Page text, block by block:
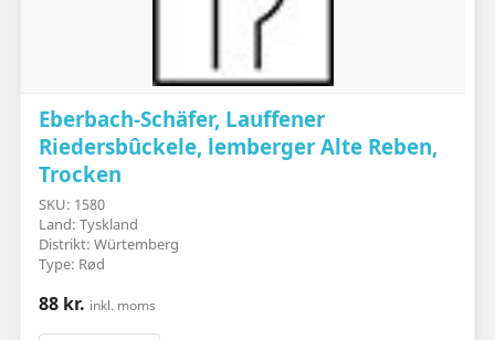
Eberbach-Schäfer, Lauffener
Riedersbûckele, lemberger Alte Reben,
Trocken
SKU: 1580
Land: Tyskland
Distrikt: Würtemberg
Type: Rød
88 kr. inkl. moms